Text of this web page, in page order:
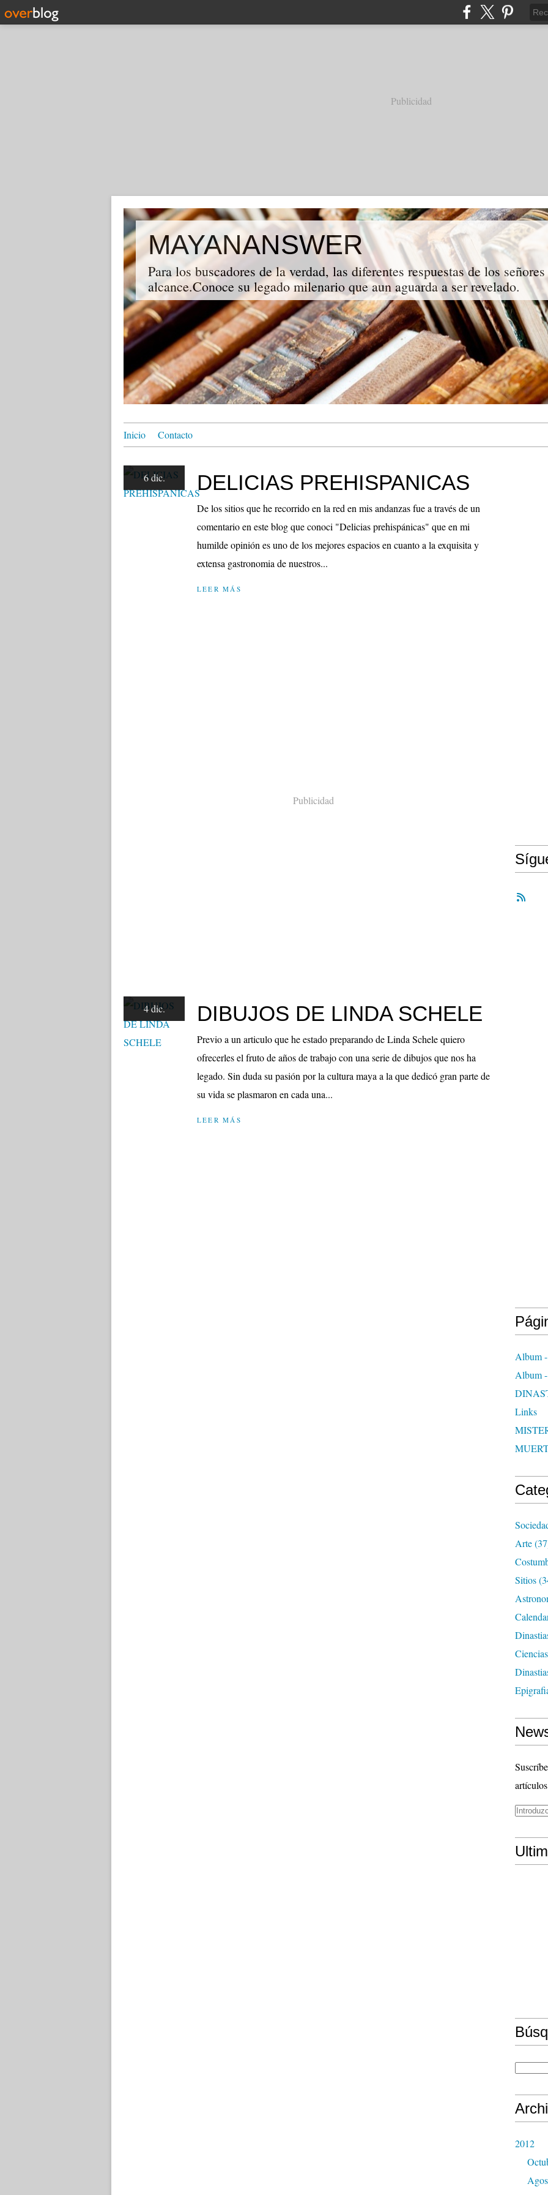
Publicidad
MAYANANSWER
Para los buscadores de la verdad, las diferentes respuestas de los
alcance.Conoce su legado milenario que aun aguarda a ser revelado.
Inicio Contacto
6 dic. DELICIAS PREHISPANICAS
De los sitios que he recorrido en la red en mis andanzas fue a través de un
comentario en este blog que conoci "Delicias prehispánicas" que en mi
humilde opinión es uno de los mejores espacios en cuanto a la exquisita y
extensa gastronomia de nuestros...
LEER MÁS
Publicidad
4 dic. DIBUJOS DE LINDA SCHELE
Previo a un articulo que he estado preparando de Linda Schele quiero
ofrecerles el fruto de años de trabajo con una serie de dibujos que nos ha
legado. Sin duda su pasión por la cultura maya a la que dedicó gran parte de
su vida se plasmaron en cada una...
LEER MÁS
Album
Album
Links
Arte
Sitios
Ciencias
2012